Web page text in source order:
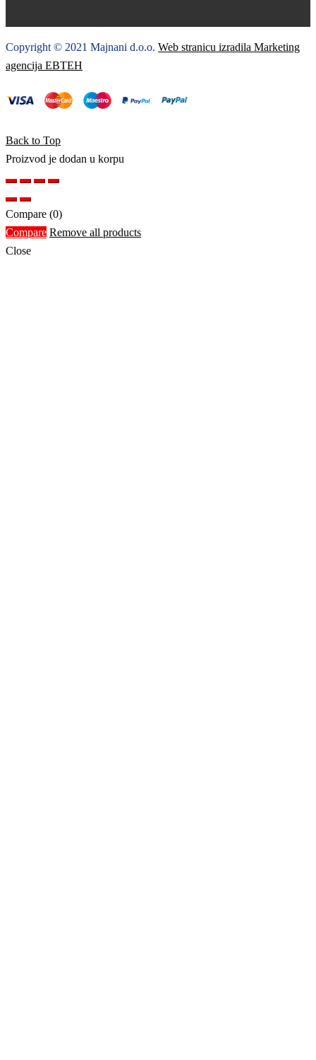
Copyright © 2021 Majnani d.o.o. Web stranicu izradila Marketing
agencija EBTEH
Back to Top
Proizvod je dodan u korpu
Compare (0)
Compare Remove all products
Close